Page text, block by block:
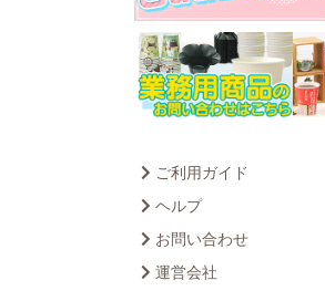
ご利用ガイド
ヘルプ
お問い合わせ
運営会社